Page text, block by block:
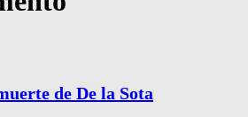
de De la Sota